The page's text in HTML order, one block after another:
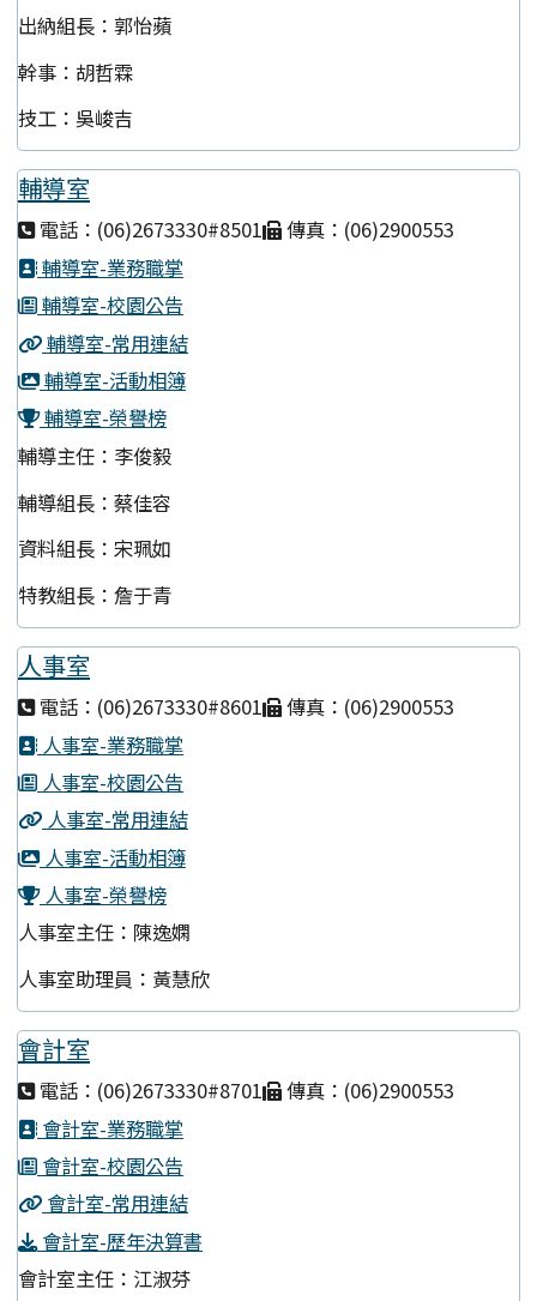
出納組長：郭怡蘋
幹事：胡哲霖
技工：吳峻吉
輔導室
電話：(06)2673330#8501
傳真：(06)2900553
輔導室-業務職掌
輔導室-校園公告
輔導室-常用連結
輔導室-活動相簿
輔導室-榮譽榜
輔導主任：李俊毅
輔導組長：蔡佳容
資料組長：宋珮如
特教組長：詹于青
人事室
電話：(06)2673330#8601
傳真：(06)2900553
人事室-業務職掌
人事室-校園公告
人事室-常用連結
人事室-活動相簿
人事室-榮譽榜
人事室主任：陳逸嫻
人事室助理員：黃慧欣
會計室
電話：(06)2673330#8701
傳真：(06)2900553
會計室-業務職掌
會計室-校園公告
會計室-常用連結
會計室-歷年決算書
會計室主任：江淑芬